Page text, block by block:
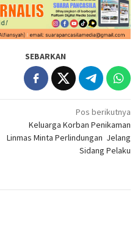
SEBARKAN
Pos berikutnya
Keluarga Korban Penikaman
Linmas Minta Perlindungan Jelang
Sidang Pelaku